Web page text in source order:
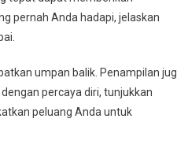
pernah Anda hadapi, jelaskan
umpan balik. Penampilan
percaya diri, tunjukkan
peluang Anda untuk